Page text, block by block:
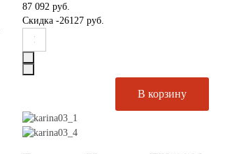
87 092 руб.
Скидка -26127 руб.